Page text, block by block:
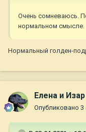
Очень сомневаюсь.
нормальном смысле.
Нормальный голден-
Елена и Изар
Опубликовано 3